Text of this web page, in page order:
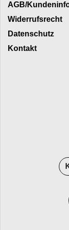
AGB/
Widerrufsrecht
Datenschutz
Kontakt